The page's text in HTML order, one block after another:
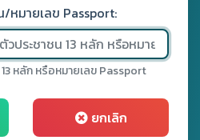
/หมายเลข Passport:
หลัก หรือหมายเลข Passport
ยกเลิก